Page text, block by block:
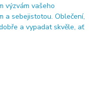
výzvám vašeho
a sebejistotou. Oblečení,
a vypadat skvěle, ať